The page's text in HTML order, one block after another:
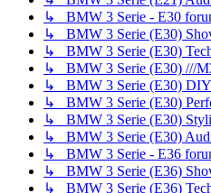
↳ BMW 3 Serie - E30
↳ BMW 3 Serie (E30)
↳ BMW 3 Serie (E30)
↳ BMW 3 Serie (E30) ///
↳ BMW 3 Serie (E30)
↳ BMW 3 Serie (E30)
↳ BMW 3 Serie (E30)
↳ BMW 3 Serie (E30)
↳ BMW 3 Serie - E36
↳ BMW 3 Serie (E36)
↳ BMW 3 Serie (E36)